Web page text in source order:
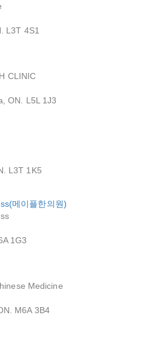
L3T 4S1
CLINIC
ON. L5L 1J3
L3T 1K5
메이플한의원)
1G3
Medicine
M6A 3B4